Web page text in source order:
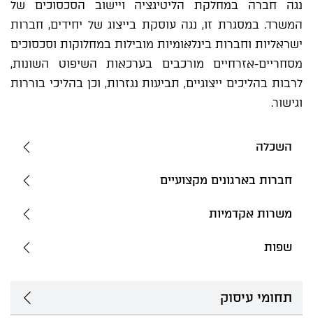
נגה חברה במחלקת הליטיגציה ויישוב הסכסוכים של
המשרד.במסגרת זו, נגה עוסקת בייצוג של יחידים, חברות
ישראליות וחברות בינלאומיות מובילות במחלוקות וסכסוכים
מסחריים-אזרחיים מורכבים בערכאות השיפוט השונות,
לרבות בהליכים ייצוגיים, תביעות נגזרות, וכן בהליכי בוררות
וגישור.
השכלה
חברות בארגונים מקצועיים
משרות אקדמיות
שפות
תחומי עיסוק